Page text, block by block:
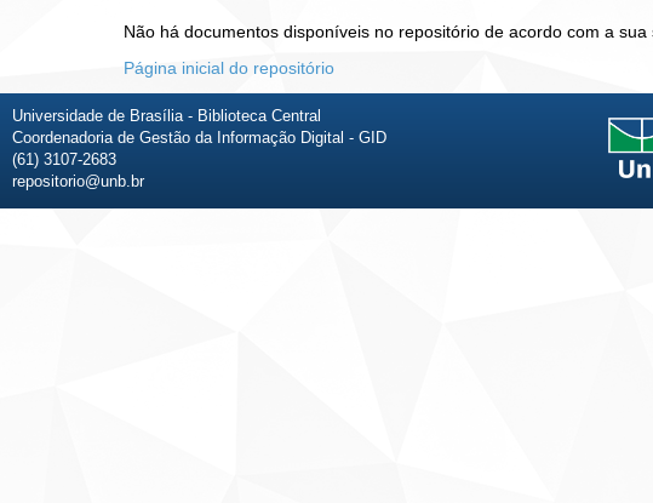
Não há documentos disponíveis no repositório de acordo com a sua
Página inicial do repositório
Universidade de Brasília - Biblioteca Central
Coordenadoria de Gestão da Informação Digital - GID
(61) 3107-2683
repositorio@unb.br